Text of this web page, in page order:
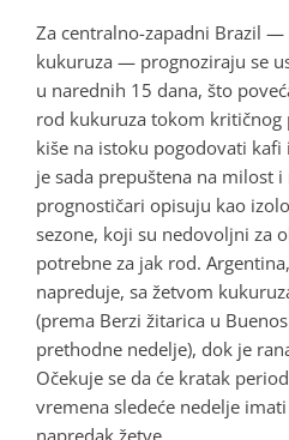
Za centralno-zapadni Brazil —
kukuruza — prognoziraju se
u narednih 15 dana, što
rod kukuruza tokom kritičnog
kiše na istoku pogodovati kafi
je sada prepuštena na milost
prognostičari opisuju kao
sezone, koji su nedovoljni za
potrebne za jak rod.
napreduje, sa žetvom
(prema Berzi žitarica u
prethodne nedelje), dok je
Očekuje se da će kratak
vremena sledeće nedelje
napredak žetve.